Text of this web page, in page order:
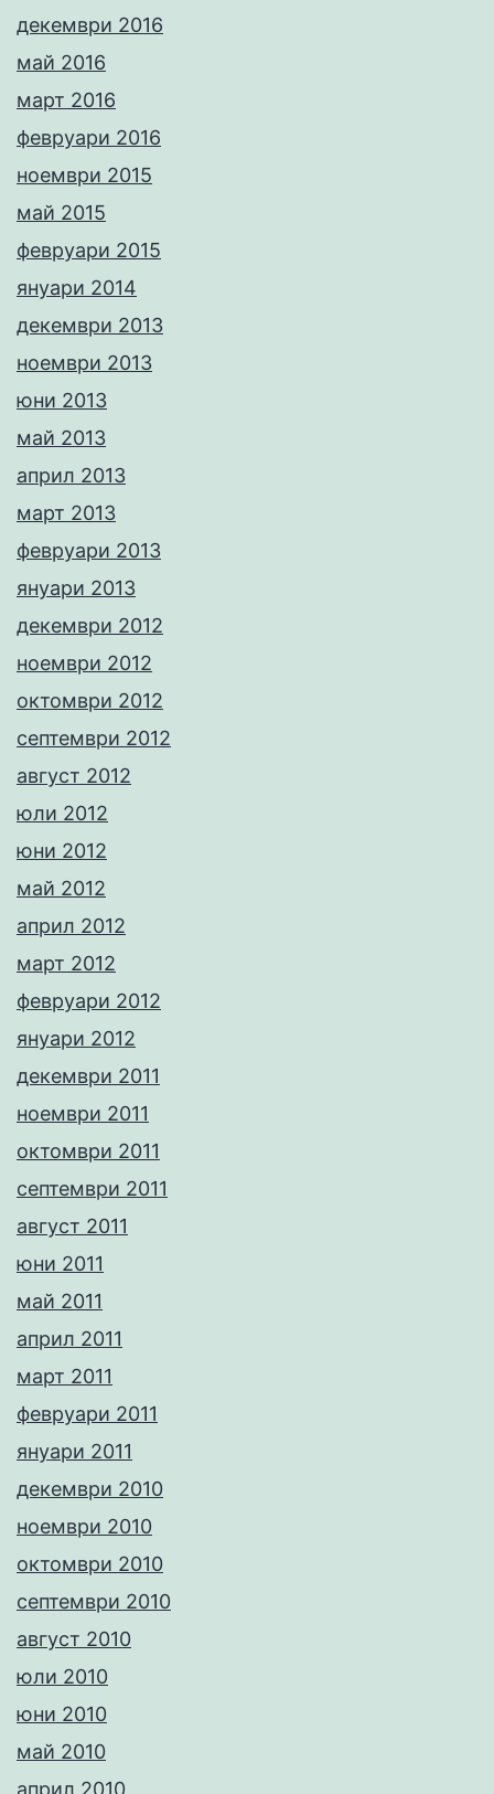
декември 2016
май 2016
март 2016
февруари 2016
ноември 2015
май 2015
февруари 2015
януари 2014
декември 2013
ноември 2013
юни 2013
май 2013
април 2013
март 2013
февруари 2013
януари 2013
декември 2012
ноември 2012
октомври 2012
септември 2012
август 2012
юли 2012
юни 2012
май 2012
април 2012
март 2012
февруари 2012
януари 2012
декември 2011
ноември 2011
октомври 2011
септември 2011
август 2011
юни 2011
май 2011
април 2011
март 2011
февруари 2011
януари 2011
декември 2010
ноември 2010
октомври 2010
септември 2010
август 2010
юли 2010
юни 2010
май 2010
април 2010